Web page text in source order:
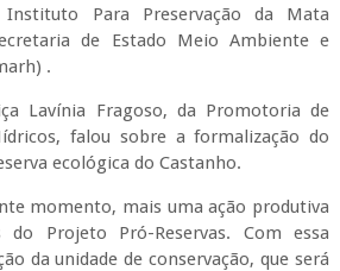
Para Preservação da Mata
de Estado Meio Ambiente e
.
Lavínia Fragoso, da Promotoria de
falou sobre a formalização do
ecológica do Castanho.
momento, mais uma ação produtiva
Projeto Pró-Reservas. Com essa
da unidade de conservação, que será